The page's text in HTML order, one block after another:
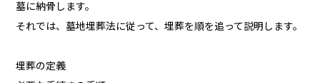
墓に納骨します。
それでは、墓地埋葬法に従って、埋葬を順を追って説明します。
埋葬の定義